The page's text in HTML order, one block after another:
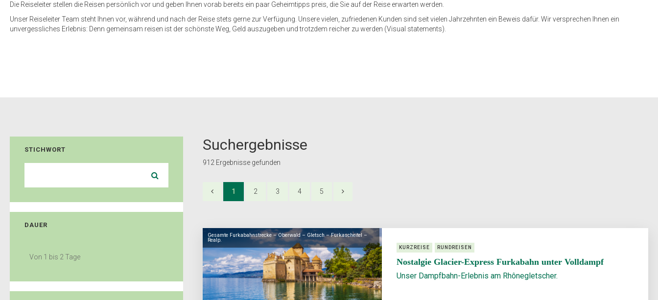
Die Reiseleiter stellen die Reisen persönlich vor und geben Ihnen vorab bereits ein paar Geheimtipps preis, die Sie auf der Reise erwarten werden.
Unser Reiseleiter Team steht Ihnen vor, während und nach der Reise stets gerne zur Verfügung. Unsere vielen, zufriedenen Kunden sind seit vielen Jahrzehnten ein Beweis dafür. Wir versprechen Ihnen ein
unvergessliches Erlebnis: Denn gemeinsam reisen ist der schönste Weg, Geld auszugeben und trotzdem reicher zu werden (Visual statements).
STICHWORT
DAUER
Von 1 bis 2 Tage
Suchergebnisse
912 Ergebnisse gefunden
1 2 3 4 5
Gesamte Furkabahnstrecke – Oberwald – Gletsch – Furkascheitel –
Realp.
KURZREISE RUNDREISEN
Nostalgie Glacier-Express Furkabahn unter Volldampf
Unser Dampfbahn-Erlebnis am Rhônegletscher.